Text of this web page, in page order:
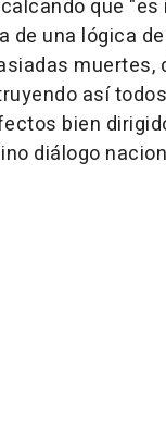
que
de una lógica
muertes,
así
bien
diálogo